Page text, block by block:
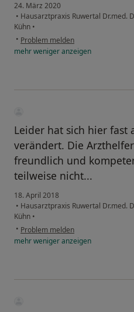
24. März 2020
• Hausarztpraxis Ruwertal Dr.med.
Kühn •
• Problem melden
mehrwenigeranzeigen
Leider hat sich hier fast
verändert. Die
freundlich und
teilweise nicht...
18. April 2018
• Hausarztpraxis Ruwertal Dr.med.
Kühn •
• Problem melden
mehrwenigeranzeigen